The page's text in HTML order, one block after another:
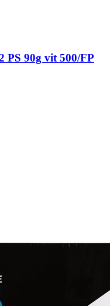
90g vit 500/FP